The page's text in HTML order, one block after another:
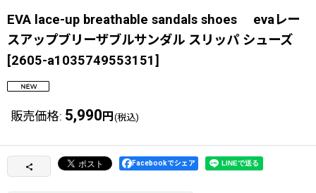
EVA lace-up breathable sandals shoes evaレー
スアップブリーザブルサンダル スリッパ シューズ
[2605-a1035749553151]
販売価格: 5,990 円 (税込)
Facebookでシェア